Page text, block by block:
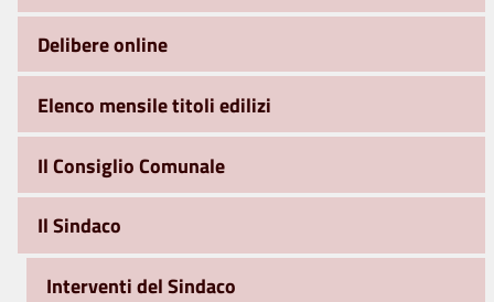
Delibere online
Elenco mensile titoli edilizi
Il Consiglio Comunale
Il Sindaco
Interventi del Sindaco